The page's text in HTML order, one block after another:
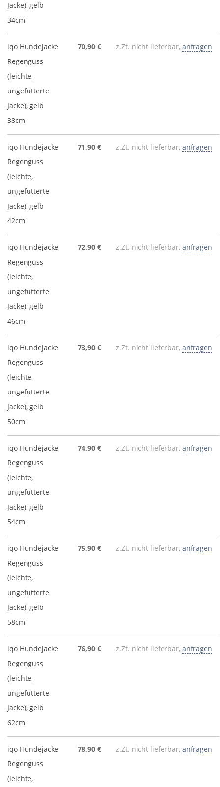
Jacke), gelb
34cm
iqo Hundejacke
Regenguss
(leichte,
ungefütterte
Jacke), gelb
38cm
70,90 € z.Zt. nicht lieferbar, anfragen
iqo Hundejacke
Regenguss
(leichte,
ungefütterte
Jacke), gelb
42cm
71,90 € z.Zt. nicht lieferbar, anfragen
iqo Hundejacke
Regenguss
(leichte,
ungefütterte
Jacke), gelb
46cm
72,90 € z.Zt. nicht lieferbar, anfragen
iqo Hundejacke
Regenguss
(leichte,
ungefütterte
Jacke), gelb
50cm
73,90 € z.Zt. nicht lieferbar, anfragen
iqo Hundejacke
Regenguss
(leichte,
ungefütterte
Jacke), gelb
54cm
74,90 € z.Zt. nicht lieferbar, anfragen
iqo Hundejacke
Regenguss
(leichte,
ungefütterte
Jacke), gelb
58cm
75,90 € z.Zt. nicht lieferbar, anfragen
iqo Hundejacke
Regenguss
(leichte,
ungefütterte
Jacke), gelb
62cm
76,90 € z.Zt. nicht lieferbar, anfragen
iqo Hundejacke
Regenguss
(leichte,
78,90 € z.Zt. nicht lieferbar, anfragen